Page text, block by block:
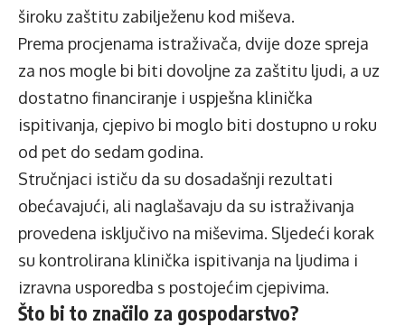
široku zaštitu zabilježenu kod miševa.
Prema procjenama istraživača, dvije doze spreja
za nos mogle bi biti dovoljne za zaštitu ljudi, a uz
dostatno financiranje i uspješna klinička
ispitivanja, cjepivo bi moglo biti dostupno u roku
od pet do sedam godina.
Stručnjaci ističu da su dosadašnji rezultati
obećavajući, ali naglašavaju da su istraživanja
provedena isključivo na miševima. Sljedeći korak
su kontrolirana klinička ispitivanja na ljudima i
izravna usporedba s postojećim cjepivima.
Što bi to značilo za gospodarstvo?